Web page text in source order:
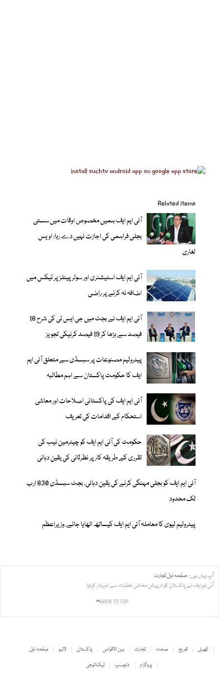
Related items
آئی ایم ایف ہمیں مخصوص اوقات میں سستی
بجلی فراہمی کی اجازت نہیں دے رہا: اویس
لغاری
آئی ایم ایف اسٹیشنری اور سولر پینلز پر ٹیکس میں
اضافہ نہ کرنے پر راضی
آئی ایم ایف نے بجٹ میں جی ایس ٹی کی شرح 18
فیصد سے بڑھا کر 19 فیصد کرنیکی تجویز
پیٹرولیم مصنوعات پر سبسڈی سے متعلق آئی ایم
ایف کا حکومت پاکستان سے اہم مطالبہ
آئی ایم ایف کی پاکستانی اصلاحات اور معاشی
استحکام کے اقدامات کی تعریف
حکومت کی آئی ایم ایف کو چیئرمین نیب کی
تقرری کے طریقہ کار پر نظرثانی کی یقین دہانی
آئی ایم ایف کو بجلی مہنگی کرنے کی یقین دہانی، بجٹ سبسڈی 830 ارب
تک محدود
پیٹرولیم لیوی کا معاملہ آئی ایم ایف کیساتھ اٹھایا جائے، وزیراعظم
آپ یہاں ہیں: صفحہ اولتجارت
آئی ایم ایف نے پاکستان کو درپیش معاشی خطرات سے خبردار کردیا
BACK TO TOP
صفحہ اول لائیو پاکستان بین الاقوامی تجارت صحت تفریح
کھیل
ٹیکنالوجی
دلچسپ پروگرام